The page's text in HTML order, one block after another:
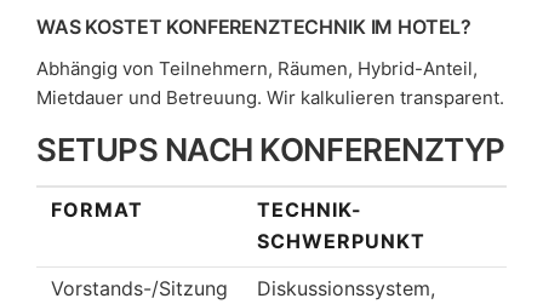
WAS KOSTET KONFERENZTECHNIK IM HOTEL?
Abhängig von Teilnehmern, Räumen, Hybrid-Anteil,
Mietdauer und Betreuung. Wir kalkulieren transparent.
SETUPS NACH KONFERENZTYP
FORMAT
TECHNIK-
SCHWERPUNKT
Vorstands-/Sitzung
Diskussionssystem,